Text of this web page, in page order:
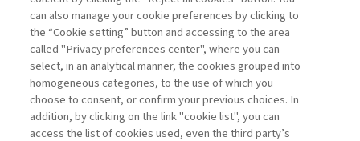
La consultazione dei libri è riservata esclusivamente
agli abbonati Premium
Legenda: Accedi Per registrati Per abbonati
can also manage your cookie preferences by clicking to
the “Cookie setting” button and accessing to the area
called "Privacy preferences center", where you can
select, in an analytical manner, the cookies grouped into
homogeneous categories, to the use of which you
choose to consent, or confirm your previous choices. In
addition, by clicking on the link "cookie list", you can
access the list of cookies used, even the third party’s